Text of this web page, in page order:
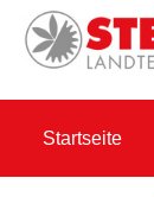
Hauptinhalt
Zur Suche
Zur
Startseite